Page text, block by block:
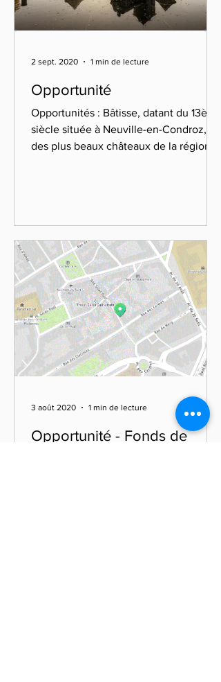
Opportunité
Opportunités : Bâtisse, datant du 13ème
siècle située à Neuville-en-Condroz, un
des plus beaux châteaux de la région
2 sept. 2020 1 min de lecture
Opportunité - Fonds de
3 août 2020 1 min de lecture